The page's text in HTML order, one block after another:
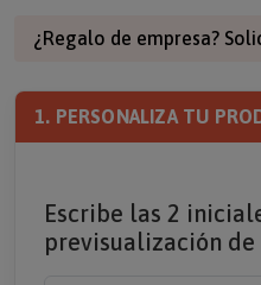
¿Regalo de empresa?
1. PERSONALIZA TU
Escribe las 2
previsualización de